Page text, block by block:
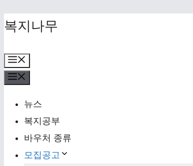
Skip
content
복지나무
뉴스
복지공부
바우처 종류
모집공고